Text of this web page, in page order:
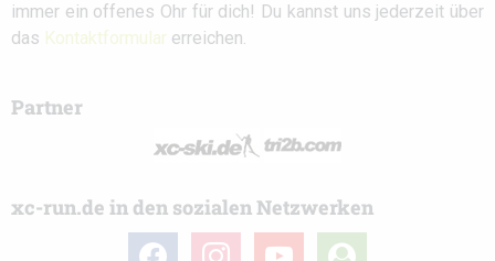
immer ein offenes Ohr für dich! Du kannst uns jederzeit über
das Kontaktformular erreichen.
Partner
xc-run.de in den sozialen Netzwerken
facebook instagramyoutube
user-